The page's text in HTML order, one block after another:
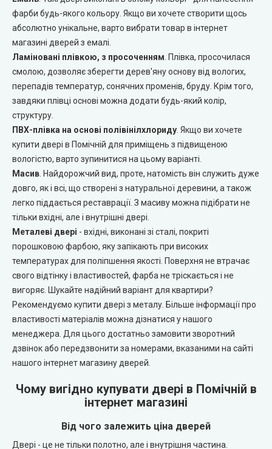
OMEGA (Омега)
MSDoors (МСДорс)
KFD (КФД)
GRAND (Гранд)
LUXDOORS (ЛюксДорс)
Portalino Doors (Порталіно)
CITY (Сіті фарбовані двері)
Free Style doors (Фрі Стайл під фарбування)
Контур
Danapris Doors (Данапріс Дорс)
DRUID (Друід)
фарби будь-якого кольору. Якщо ви хочете створити щось
абсолютно унікальне, варто вибрати товар в інтернет
магазині дверей з емалі.
Ламіновані плівкою, з просоченням . Плівка, просочилася
смолою, дозволяє зберегти дерев'яну основу від вологих,
перепадів температур, сонячних променів, бруду. Крім того,
завдяки плівці основі можна додати будь-який колір,
структуру.
ПВХ-плівка на основі полівінілхлориду . Якщо ви хочете
купити двері в Помічній для приміщень з підвищеною
вологістю, варто зупинитися на цьому варіанті.
Масив . Найдорожчий вид, проте, натомість він служить дуже
довго, як і всі, що створені з натуральної деревини, а також
легко піддається реставрації. З масиву можна підібрати не
тільки вхідні, але і внутрішні двері.
Металеві двері - вхідні, виконані зі сталі, покриті
порошковою фарбою, яку запікають при високих
температурах для поліпшення якості. Поверхня не втрачає
свого відтінку і властивостей, фарба не тріскається і не
вигоряє. Шукайте надійний варіант для квартири?
Рекомендуємо купити двері з металу. Більше інформації про
властивості матеріалів можна дізнатися у нашого
менеджера. Для цього достатньо замовити зворотний
дзвінок або передзвонити за номерами, вказаними на сайті
нашого інтернет магазину дверей.
Чому вигідно купувати двері в Помічній в
інтернет магазині
Від чого залежить ціна дверей
Двері - це не тільки полотно, але і внутрішня частина.